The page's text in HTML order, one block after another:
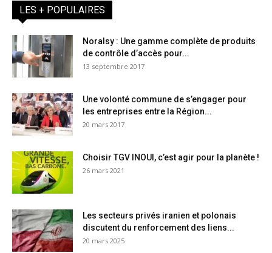
LES + POPULAIRES
Noralsy : Une gamme complète de produits
de contrôle d’accès pour...
13 septembre 2017
Une volonté commune de s’engager pour
les entreprises entre la Région...
20 mars 2017
Choisir TGV INOUI, c’est agir pour la planète !
26 mars 2021
Les secteurs privés iranien et polonais
discutent du renforcement des liens...
20 mars 2025